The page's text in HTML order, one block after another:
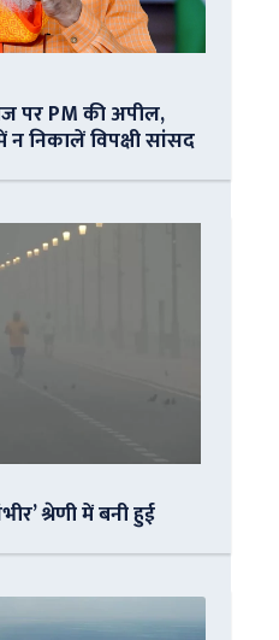
पर PM की अपील,
निकालें विपक्षी सांसद
श्रेणी में बनी हुई